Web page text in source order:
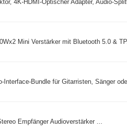
4K-HDMI-Optischer Adapter, Audio-
Mini Verstärker mit Bluetooth 5.0 &
Bundle für Gitarristen, Sänger
Empfänger Audioverstärker ...